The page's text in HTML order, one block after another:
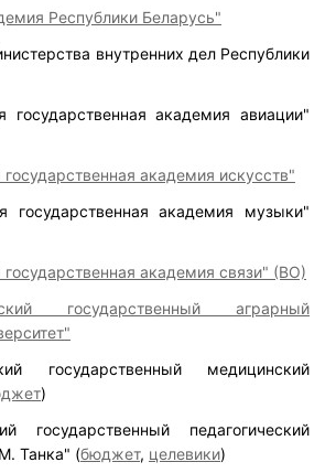
Республики Беларусь"
внутренних дел Республики
государственная академия авиации"
академия искусств"
государственная академия музыки"
академия связи" (ВО)
государственный аграрный
государственный медицинский
)
государственный педагогический
Танка" (бюджет, целевики)